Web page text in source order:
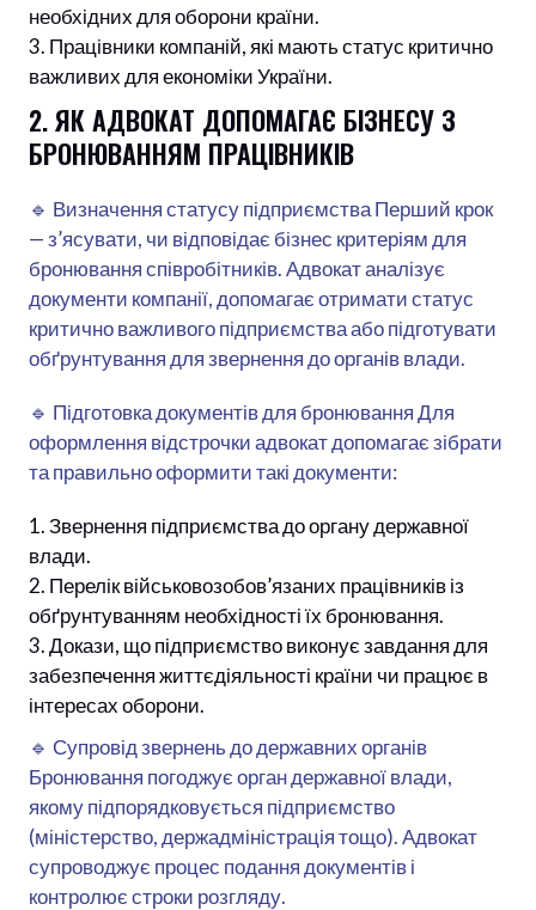
необхідних для оборони країни.
Працівники компаній, які мають статус критично
важливих для економіки України.
2. ЯК АДВОКАТ ДОПОМАГАЄ БІЗНЕСУ З
БРОНЮВАННЯМ ПРАЦІВНИКІВ
🔹 Визначення статусу підприємства Перший крок
— з’ясувати, чи відповідає бізнес критеріям для
бронювання співробітників. Адвокат аналізує
документи компанії, допомагає отримати статус
критично важливого підприємства або підготувати
обґрунтування для звернення до органів влади.
🔹 Підготовка документів для бронювання Для
оформлення відстрочки адвокат допомагає зібрати
та правильно оформити такі документи:
Звернення підприємства до органу державної
влади.
Перелік військовозобов’язаних працівників із
обґрунтуванням необхідності їх бронювання.
Докази, що підприємство виконує завдання для
забезпечення життєдіяльності країни чи працює в
інтересах оборони.
🔹 Супровід звернень до державних органів
Бронювання погоджує орган державної влади,
якому підпорядковується підприємство
(міністерство, держадміністрація тощо). Адвокат
супроводжує процес подання документів і
контролює строки розгляду.